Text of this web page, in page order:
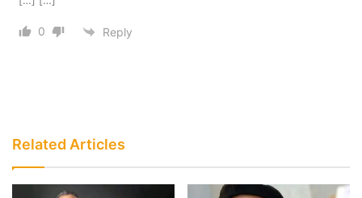
0 Reply
Related Articles